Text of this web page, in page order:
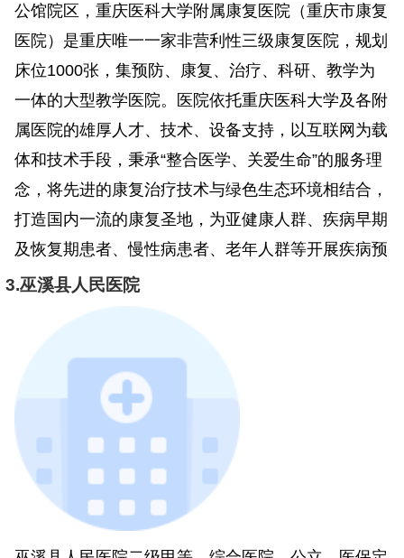
公馆院区，重庆医科大学附属康复医院（重庆市康复
医院）是重庆唯一一家非营利性三级康复医院，规划
床位1000张，集预防、康复、治疗、科研、教学为
一体的大型教学医院。医院依托重庆医科大学及各附
属医院的雄厚人才、技术、设备支持，以互联网为载
体和技术手段，秉承“整合医学、关爱生命”的服务理
念，将先进的康复治疗技术与绿色生态环境相结合，
打造国内一流的康复圣地，为亚健康人群、疾病早期
及恢复期患者、慢性病患者、老年人群等开展疾病预
3.巫溪县人民医院